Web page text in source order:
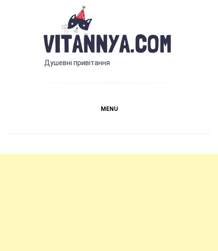
Vitannya.com
Душевні привітання
MENU